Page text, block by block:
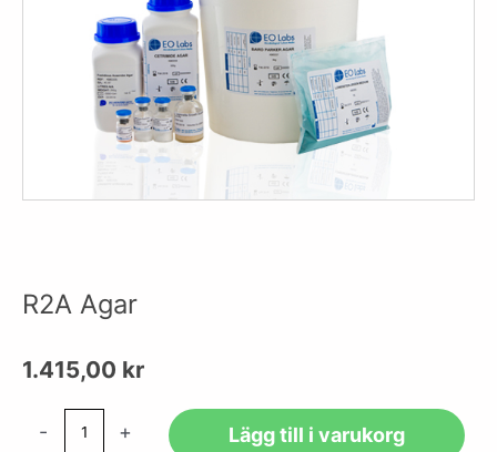
R2A Agar
1.415,00 kr
- + Lägg till i varukorg